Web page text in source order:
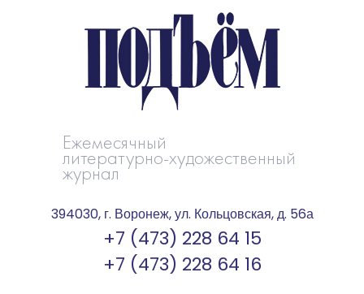
Ежемесячный
литературно-художественный
журнал
394030, г. Воронеж, ул. Кольцовская, д. 56а
+7 (473) 228 64 15
+7 (473) 228 64 16